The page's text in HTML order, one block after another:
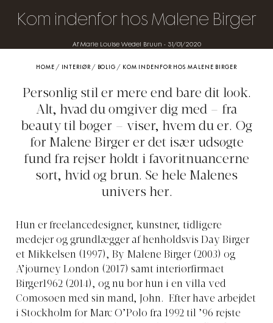
Kom indenfor hos Malene Birger
Af Marie Louise Wedel Bruun - 31/01/2020
HOME / INTERIØR / BOLIG / KOM INDENFOR HOS MALENE BIRGER
Personlig stil er mere end bare dit look.
Alt, hvad du omgiver dig med – fra
beauty til bøger – viser, hvem du er. Og
for Malene Birger er det især udsøgte
fund fra rejser holdt i favoritnuancerne
sort, hvid og brun. Se hele Malenes
univers her.
Hun er freelancedesigner, kunstner, tidligere
medejer og grundlægger af henholdsvis Day Birger
et Mikkelsen (1997), By Malene Birger (2003) og
A’journey London (2017) samt interiørfirmaet
Birger1962 (2014), og nu bor hun i en villa ved
Comosøen med sin mand, John. Efter have arbejdet
i Stockholm for Marc O’Polo fra 1992 til ’96 rejste